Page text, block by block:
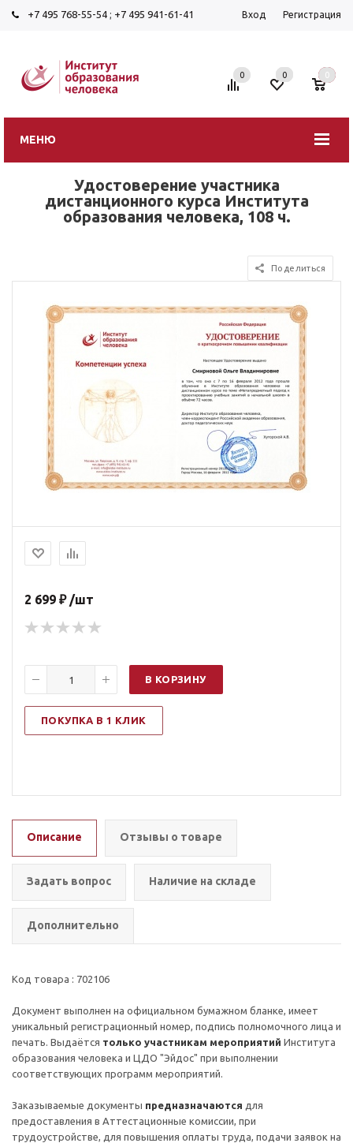
+7 495 768-55-54 ; +7 495 941-61-41 Вход Регистрация
МЕНЮ
0 0 0
Удостоверение участника
дистанционного курса Института
образования человека, 108 ч.
Поделиться
2 699 ₽ /шт
В КОРЗИНУ
ПОКУПКА В 1 КЛИК
Описание Отзывы о товаре
Задать вопрос Наличие на складе
Дополнительно
Код товара : 702106
Документ выполнен на официальном бумажном бланке, имеет
уникальный регистрационный номер, подпись полномочного лица и
печать. Выдаётся только участникам мероприятий Института
образования человека и ЦДО "Эйдос" при выполнении
соответствующих программ мероприятий.
Заказываемые документы предназначаются для
предоставления в Аттестационные комиссии, при
трудоустройстве, для повышения оплаты труда, подачи заявок на